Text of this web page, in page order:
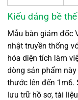
Kiểu dáng bề
Mẫu bàn giám đốc
nhật truyền thống
hóa diện tích làm
dòng sản phẩm
thước lên đến 1m6.
lưu trữ hồ sơ, tài